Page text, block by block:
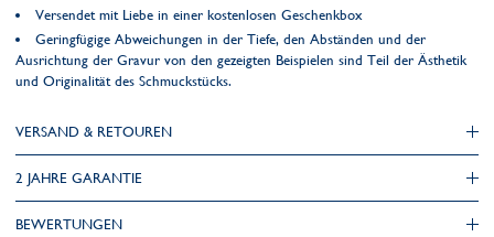
Versendet mit Liebe in einer kostenlosen Geschenkbox
Geringfügige Abweichungen in der Tiefe, den Abständen und der
Ausrichtung der Gravur von den gezeigten Beispielen sind Teil der Ästhetik
und Originalität des Schmuckstücks.
VERSAND & RETOUREN
2 JAHRE GARANTIE
BEWERTUNGEN